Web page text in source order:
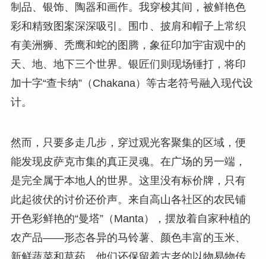
制品、银饰、陶器和画作。我穿梭其间，被鲜艳色
彩和精致图案深深吸引。围巾、披肩和帽子上常织
有美洲狮、秃鹰和蛇的图腾，象征印加宇宙观中的
天、地、地下三个世界。银匠们则现场锤打，将印
加十字“查卡纳”（Chakana）等古老符号融入现代设
计。
然而，只要多走几步，穿过观光客聚集的区域，便
能发现皮萨克市集的真正灵魂。在广场的另一端，
是完全属于本地人的世界。这里没有标价牌，只有
此起彼伏的讨价还价声。来自高山各社区的农民铺
开色彩鲜艳的“曼塔”（Manta），摆放着自家种植的
农产品——形态各异的马铃薯、颜色丰富的玉米、